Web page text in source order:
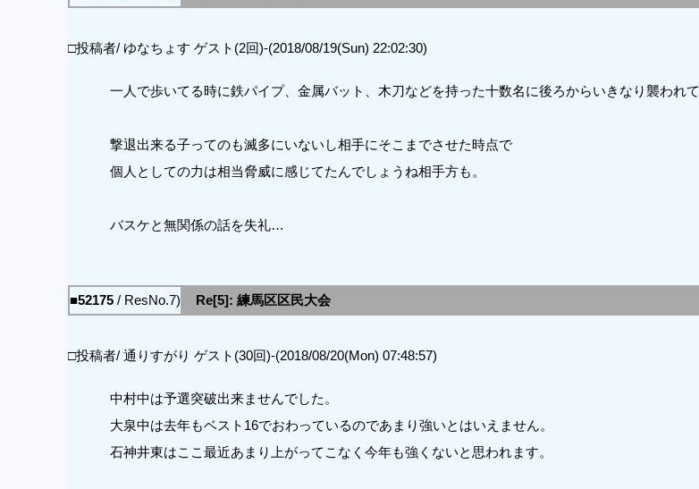
□投稿者/ ゆなちょす ゲスト(2回)-(2018/08/19(Sun) 22:02:30)
一人で歩いてる時に鉄パイプ、金属バット、木刀などを持った十数名に後ろからいきなり襲われて
撃退出来る子ってのも滅多にいないし相手にそこまでさせた時点で
個人としての力は相当脅威に感じてたんでしょうね相手方も。
バスケと無関係の話を失礼…
■52175/ ResNo.7)
Re[5]: 練馬区区民大会
□投稿者/ 通りすがり ゲスト(30回)-(2018/08/20(Mon) 07:48:57)
中村中は予選突破出来ませんでした。
大泉中は去年もベスト16でおわっているのであまり強いとはいえません。
石神井東はここ最近あまり上がってこなく今年も強くないと思われます。